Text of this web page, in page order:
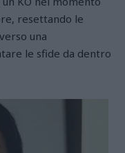
resettando le
una
le sfide da dentro